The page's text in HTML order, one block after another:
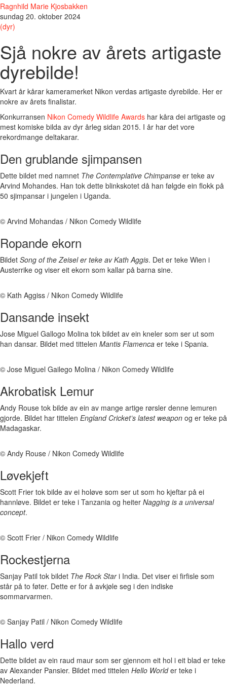
Ragnhild Marie Kjosbakken
sundag 20. oktober 2024
(dyr)
Sjå nokre av årets artigaste
dyrebilde!
Kvart år kårar kameramerket Nikon verdas artigaste dyrebilde. Her er
nokre av årets finalistar.
Konkurransen Nikon Comedy Wildlife Awards har kåra dei artigaste og
mest komiske bilda av dyr årleg sidan 2015. I år har det vore
rekordmange deltakarar.
Den grublande sjimpansen
Dette bildet med namnet The Contemplative Chimpanse er teke av
Arvind Mohandes. Han tok dette blinkskotet då han følgde ein flokk på
50 sjimpansar i jungelen i Uganda.
© Arvind Mohandas / Nikon Comedy Wildlife
Ropande ekorn
Bildet Song of the Zeisel er teke av Kath Aggis. Det er teke Wien i
Austerrike og viser eit ekorn som kallar på barna sine.
© Kath Aggiss / Nikon Comedy Wildlife
Dansande insekt
Jose Miguel Gallogo Molina tok bildet av ein kneler som ser ut som
han dansar. Bildet med tittelen Mantis Flamenca er teke i Spania.
© Jose Miguel Gailego Molina / Nikon Comedy Wildlife
Akrobatisk Lemur
Andy Rouse tok bilde av ein av mange artige rørsler denne lemuren
gjorde. Bildet har tittelen England Cricket’s latest weapon og er teke på
Madagaskar.
© Andy Rouse / Nikon Comedy Wildlife
Løvekjeft
Scott Frier tok bilde av ei holøve som ser ut som ho kjeftar på ei
hannløve. Bildet er teke i Tanzania og heiter Nagging is a universal
concept.
© Scott Frier / Nikon Comedy Wildlife
Rockestjerna
Sanjay Patil tok bildet The Rock Stari India. Det viser ei firfisle som
står på to føter. Dette er for å avkjøle seg i den indiske
sommarvarmen.
© Sanjay Patil / Nikon Comedy Wildlife
Hallo verd
Dette bildet av ein raud maur som ser gjennom eit hol i eit blad er teke
av Alexander Pansier. Bildet med tittelen Hello Worlder teke i
Nederland.